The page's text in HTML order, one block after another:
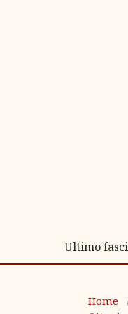
Ultimo
Home